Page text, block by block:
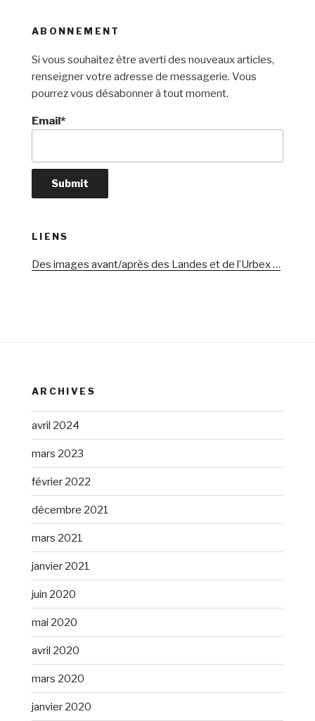
ABONNEMENT
Si vous souhaitez être averti des nouveaux articles,
renseigner votre adresse de messagerie. Vous
pourrez vous désabonner à tout moment.
Email*
LIENS
Des images avant/après des Landes et de l’Urbex …
ARCHIVES
avril 2024
mars 2023
février 2022
décembre 2021
mars 2021
janvier 2021
juin 2020
mai 2020
avril 2020
mars 2020
janvier 2020